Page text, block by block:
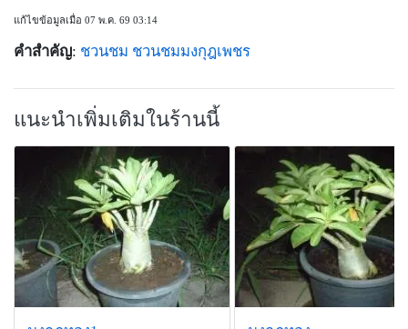
แก้ไขข้อมูลเมื่อ 07 พ.ค. 69 03:14
คำสำคัญ: ชวนชม ชวนชมมงกุฎเพชร
แนะนำเพิ่มเติมในร้านนี้